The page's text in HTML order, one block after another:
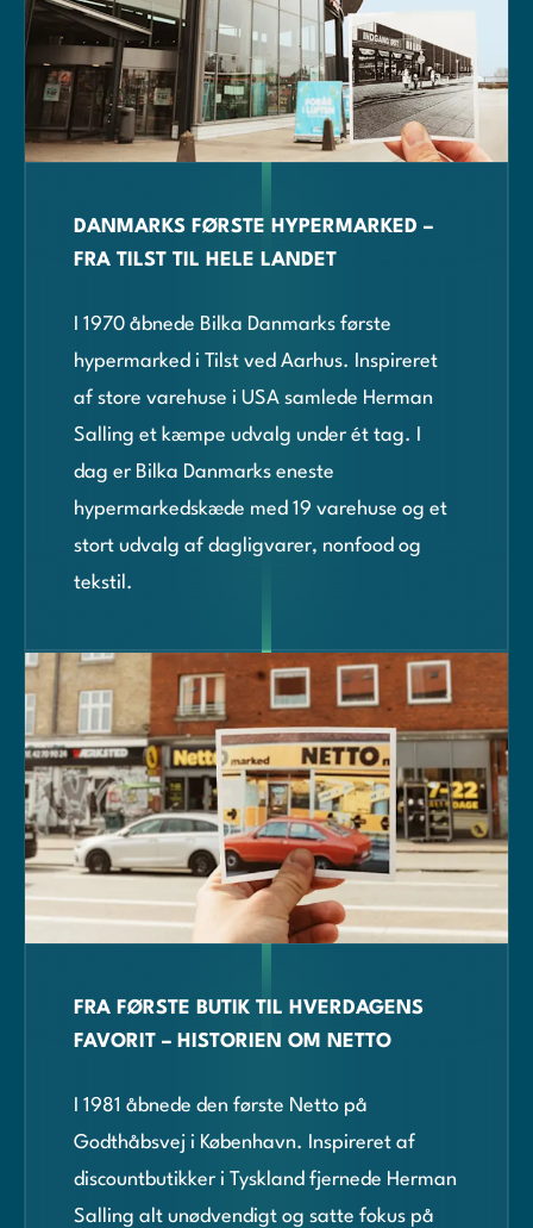
DANMARKS FØRSTE HYPERMARKED –
FRA TILST TIL HELE LANDET
I 1970 åbnede Bilka Danmarks første
hypermarked i Tilst ved Aarhus. Inspireret
af store varehuse i USA samlede Herman
Salling et kæmpe udvalg under ét tag. I
dag er Bilka Danmarks eneste
hypermarkedskæde med 19 varehuse og et
stort udvalg af dagligvarer, nonfood og
tekstil.
FRA FØRSTE BUTIK TIL HVERDAGENS
FAVORIT – HISTORIEN OM NETTO
I 1981 åbnede den første Netto på
Godthåbsvej i København. Inspireret af
discountbutikker i Tyskland fjernede Herman
Salling alt unødvendigt og satte fokus på